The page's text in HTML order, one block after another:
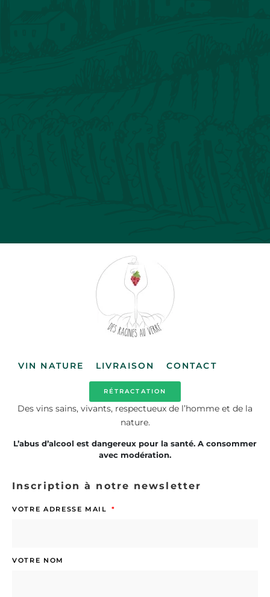
VIN NATURE LIVRAISON CONTACT
RÉTRACTATION
Des vins sains, vivants, respectueux de l’homme et de la
nature.
L’abus d’alcool est dangereux pour la santé. A consommer
avec modération.
Inscription à notre newsletter
VOTRE ADRESSE MAIL
VOTRE NOM